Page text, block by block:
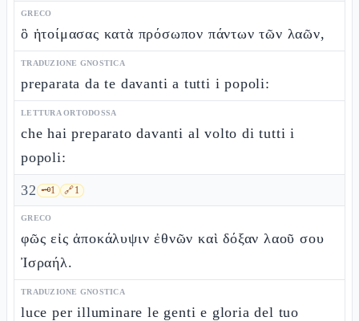
GRECO
ὃ ἡτοίμασας κατὰ πρόσωπον πάντων τῶν λαῶν,
TRADUZIONE GNOSTICA
preparata da te davanti a tutti i popoli:
LETTURA ORTODOSSA
che hai preparato davanti al volto di tutti i
popoli:
32 🗝️1 🔗1
GRECO
φῶς εἰς ἀποκάλυψιν ἐθνῶν καὶ δόξαν λαοῦ σου
Ἰσραήλ.
TRADUZIONE GNOSTICA
luce per illuminare le genti e gloria del tuo